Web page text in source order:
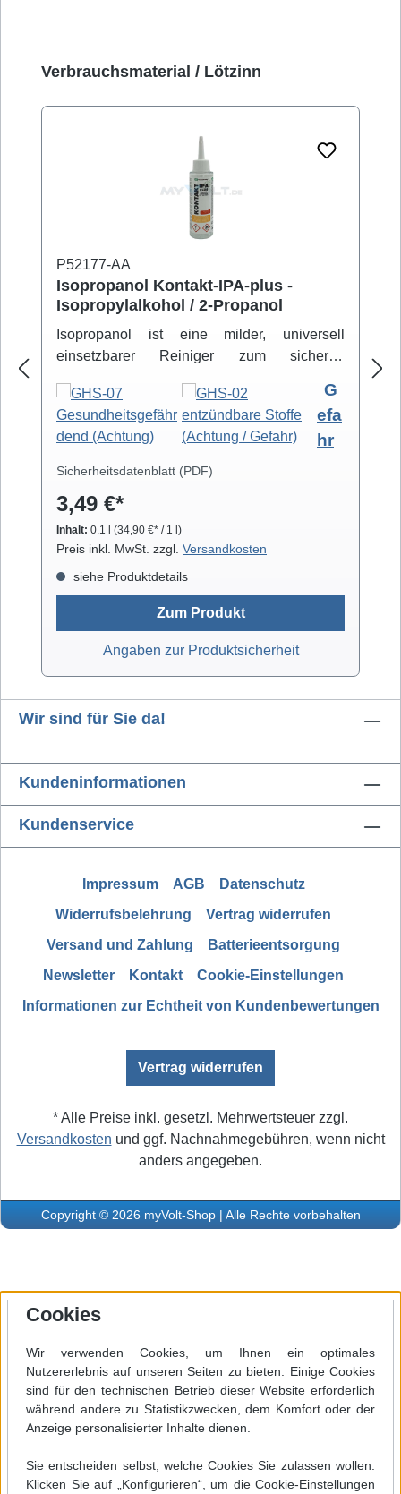
Produktgalerie überspringen
Verbrauchsmaterial / Lötzinn
P52177-AA
Isopropanol Kontakt-IPA-plus -
Isopropylalkohol / 2-Propanol
Isopropanol ist eine milder, universell
einsetzbarer Reiniger zum sicheren
Hochreiner Isopropanol-Alkohol ( 99,8% )
eignet sich zur professionellen Säuberung
von z.B. Video- und Tonköpfen,
Laufwerkteilen, Gummirollen und optischen
arbeitet rückstandsfrei.
G
efa
hr
Sicherheitsdatenblatt (PDF)
3,49 €*
Inhalt: 0.1 l (34,90 €* / 1 l)
Preis inkl. MwSt. zzgl. Versandkosten
siehe Produktdetails
Zum Produkt
Angaben zur Produktsicherheit
Wir sind für Sie da!
Kundeninformationen
Kundenservice
Impressum AGB
Datenschutz
Widerrufsbelehrung
Vertrag widerrufen
Versand und Zahlung
Batterieentsorgung
Newsletter
Kontakt
Cookie-Einstellungen
Informationen zur Echtheit von Kundenbewertungen
Vertrag widerrufen
* Alle Preise inkl. gesetzl. Mehrwertsteuer zzgl.
Versandkosten und ggf. Nachnahmegebühren, wenn nicht
anders angegeben.
Copyright © 2026 myVolt-Shop | Alle Rechte vorbehalten
Cookies
Wir verwenden Cookies, um Ihnen ein optimales
Nutzererlebnis auf unseren Seiten zu bieten. Einige Cookies
sind für den technischen Betrieb dieser Website erforderlich
während andere zu Statistikzwecken, dem Komfort oder der
Anzeige personalisierter Inhalte dienen.
Sie entscheiden selbst, welche Cookies Sie zulassen wollen.
Klicken Sie auf „Konfigurieren“, um die Cookie-Einstellungen